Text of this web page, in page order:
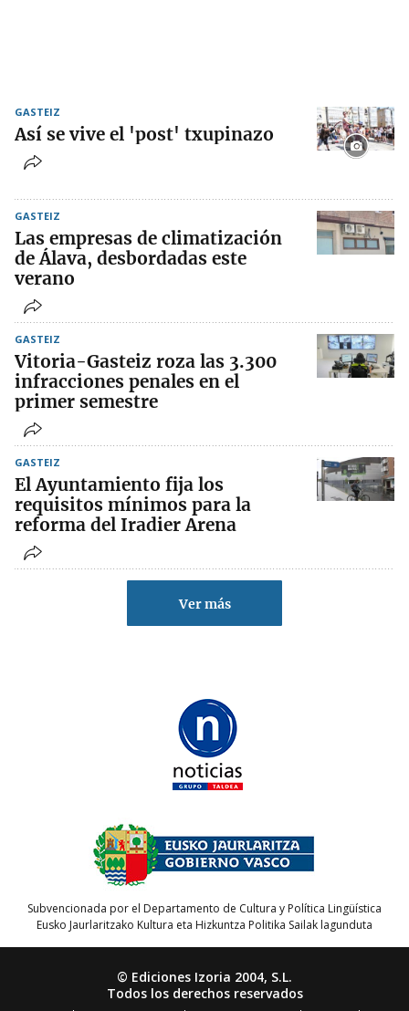
GASTEIZ
Así se vive el 'post' txupinazo
GASTEIZ
Las empresas de climatización
de Álava, desbordadas este
verano
GASTEIZ
Vitoria-Gasteiz roza las 3.300
infracciones penales en el
primer semestre
GASTEIZ
El Ayuntamiento fija los
requisitos mínimos para la
reforma del Iradier Arena
Ver más
Subvencionada por el Departamento de Cultura y Política Lingüística
Eusko Jaurlaritzako Kultura eta Hizkuntza Politika Sailak lagunduta
© Ediciones Izoria 2004, S.L.
Todos los derechos reservados